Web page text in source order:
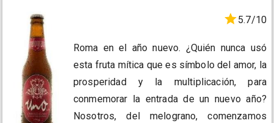
5.7/10
Roma en el año nuevo. ¿Quién nunca usó
esta fruta mítica que es símbolo del amor, la
prosperidad y la multiplicación, para
conmemorar la entrada de un nuevo año?
Nosotros, del melograno, comenzamos